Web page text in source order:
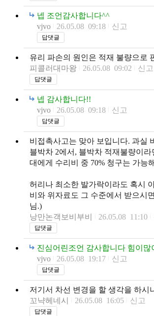
넵 조언감사합니다^^
vjvo
26.05.08 09:18 신고
답댓글
유리 파손의 원인은 적재 불량으로
피콜러대마왕
26.05.08 09:02 신고
답댓글
넵 감사합니다!!
vjvo
26.05.08 09:18 신고
답댓글
비접촉사고는 맞아 보입니다. 과실
블박차 2에서, 블박차 적재불량이라
대에게 수리비 중 70% 청구는 가능
허리나 최소한 발가락이라도 혹시
비와 위자료도 그 수준에서 받으시
님.)
낭만논객보비부비
26.05.08 11:10
답댓글
진심어린조언 감사합니다 힘이많
vjvo
26.05.08 19:17 신고
답댓글
저기서 차선 변경을 할 생각을 하시
꼬냑헤네시
26.05.08 16:05 신고
답댓글